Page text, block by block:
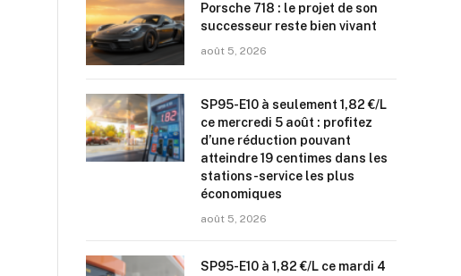
Porsche 718 : le projet de son
successeur reste bien vivant
août 5, 2026
SP95-E10 à seulement 1,82 €/L
ce mercredi 5 août : profitez
d’une réduction pouvant
atteindre 19 centimes dans les
stations-service les plus
économiques
août 5, 2026
SP95-E10 à 1,82 €/L ce mardi 4